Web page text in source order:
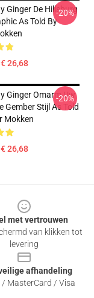
Ginger De Hillsburg
As Told By
26,68
-20%
Ginger Omarm Uw
Gember Stijl As Told
Mokken
26,68
-20%
met vertrouwen
van klikken tot
levering
afhandeling
/ MasterCard / Visa